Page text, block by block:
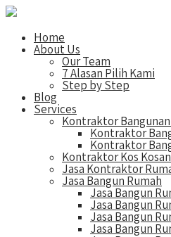
Home
About Us
Our Team
7 Alasan Pilih Kami
Step by Step
Blog
Services
Kontraktor
Kontraktor
Kontraktor
Kontraktor Kos Kosan
Jasa Kontraktor
Jasa Bangun Rumah
Jasa Bangun
Jasa Bangun
Jasa Bangun
Jasa Bangun